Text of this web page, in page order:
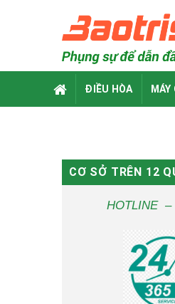
ĐIỀU HÒA
CƠ SỞ TRÊN 12
HOTLINE